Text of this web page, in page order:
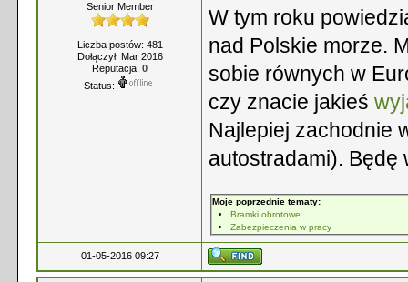
Senior Member
Liczba postów: 481
Dołączył: Mar 2016
Reputacja: 0
Status:
W tym roku
nad Polskie morze.
sobie równych w
czy znacie jakieś
Najlepiej zachodnie
autostradami). Będę
Moje poprzednie tematy:
Bramki obrotowe
Zabezpieczenia w pracy
01-05-2016 09:27